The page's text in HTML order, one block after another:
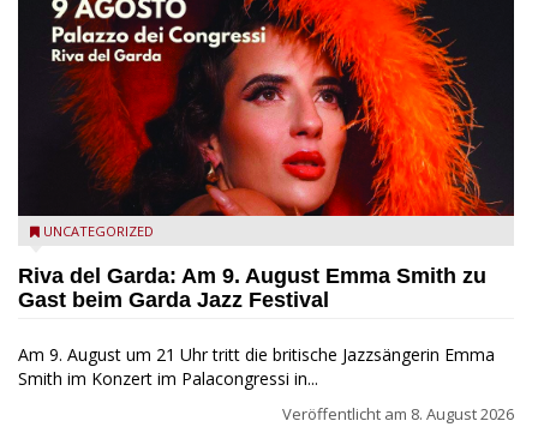
Riva del Garda - Emma Smith zu Gast beim Garda Jazz
UNCATEGORIZED
Riva del Garda: Am 9. August Emma Smith zu
Gast beim Garda Jazz Festival
Am 9. August um 21 Uhr tritt die britische Jazzsängerin Emma
Smith im Konzert im Palacongressi in...
Veröffentlicht am 8. August 2026